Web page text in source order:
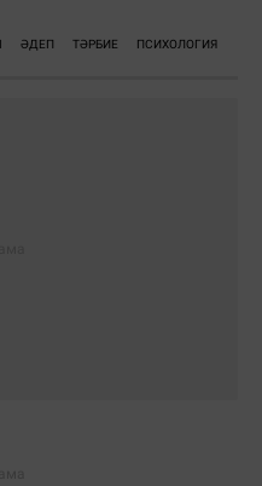
ӘДЕП ТӘРБИЕ ПСИХОЛОГИЯ